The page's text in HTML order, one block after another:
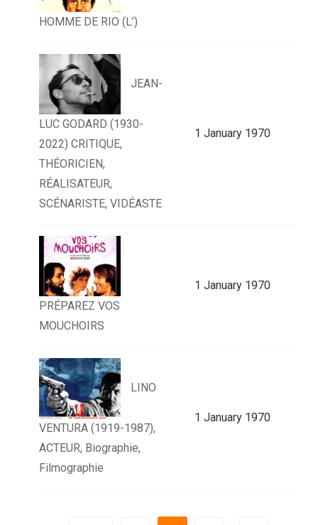
HOMME DE RIO (L’)
JEAN-
LUC GODARD (1930-
2022) CRITIQUE,
THÉORICIEN,
RÉALISATEUR,
SCÉNARISTE, VIDÉASTE
1 January 1970
PRÉPAREZ VOS
MOUCHOIRS
1 January 1970
LINO
VENTURA (1919-1987),
ACTEUR, Biographie,
Filmographie
1 January 1970